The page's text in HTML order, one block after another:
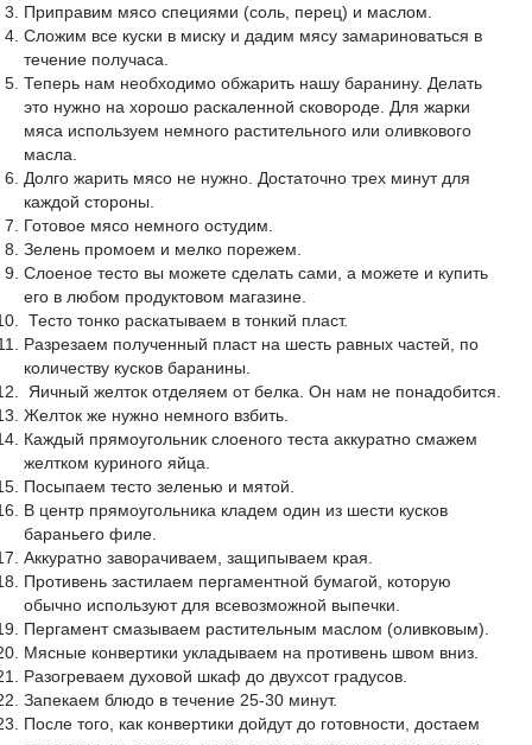
Приправим мясо специями (соль, перец) и маслом.
Сложим все куски в миску и дадим мясу замариноваться в
течение получаса.
Теперь нам необходимо обжарить нашу баранину. Делать
это нужно на хорошо раскаленной сковороде. Для жарки
мяса используем немного растительного или оливкового
масла.
Долго жарить мясо не нужно. Достаточно трех минут для
каждой стороны.
Готовое мясо немного остудим.
Зелень промоем и мелко порежем.
Слоеное тесто вы можете сделать сами, а можете и купить
его в любом продуктовом магазине.
Тесто тонко раскатываем в тонкий пласт.
Разрезаем полученный пласт на шесть равных частей, по
количеству кусков баранины.
Яичный желток отделяем от белка. Он нам не понадобится.
Желток же нужно немного взбить.
Каждый прямоугольник слоеного теста аккуратно смажем
желтком куриного яйца.
Посыпаем тесто зеленью и мятой.
В центр прямоугольника кладем один из шести кусков
бараньего филе.
Аккуратно заворачиваем, защипываем края.
Противень застилаем пергаментной бумагой, которую
обычно используют для всевозможной выпечки.
Пергамент смазываем растительным маслом (оливковым).
Мясные конвертики укладываем на противень швом вниз.
Разогреваем духовой шкаф до двухсот градусов.
Запекаем блюдо в течение 25-30 минут.
После того, как конвертики дойдут до готовности, достаем